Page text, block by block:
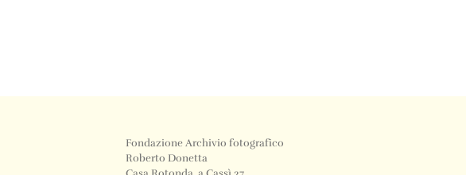
Fondazione Archivio fotografico
Roberto Donetta